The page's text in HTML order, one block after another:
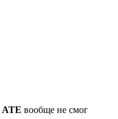
ATE вообще не смог